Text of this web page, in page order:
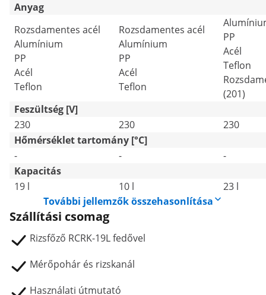
Anyag
Rozsdamentes acél
Alumínium
PP
Acél
Teflon
Rozsdamentes acél
Alumínium
PP
Acél
Teflon
PP
Acél
Teflon
(201)
Feszültség [V]
230
230
230
Hőmérséklet tartomány [°C]
-
-
-
Kapacitás
19 l
10 l
23 l
További jellemzők összehasonlítása
Szállítási csomag
Rizsfőző RCRK-19L fedővel
Mérőpohár és rizskanál
Használati útmutató